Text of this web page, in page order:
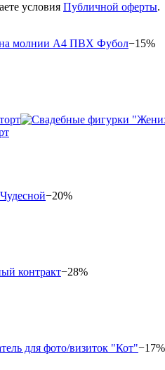
условия Публичной оферты.
−15%
−20%
−28%
−17%